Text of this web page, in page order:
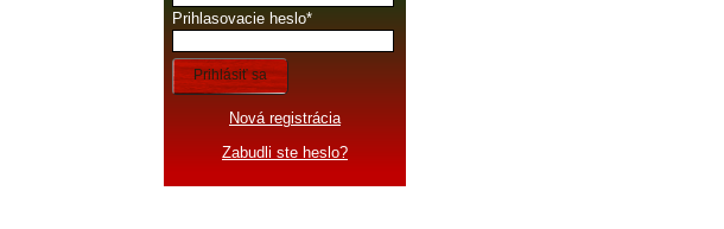
Prihlasovacie heslo
Prihlásiť sa
Nová registrácia
Zabudli ste heslo?